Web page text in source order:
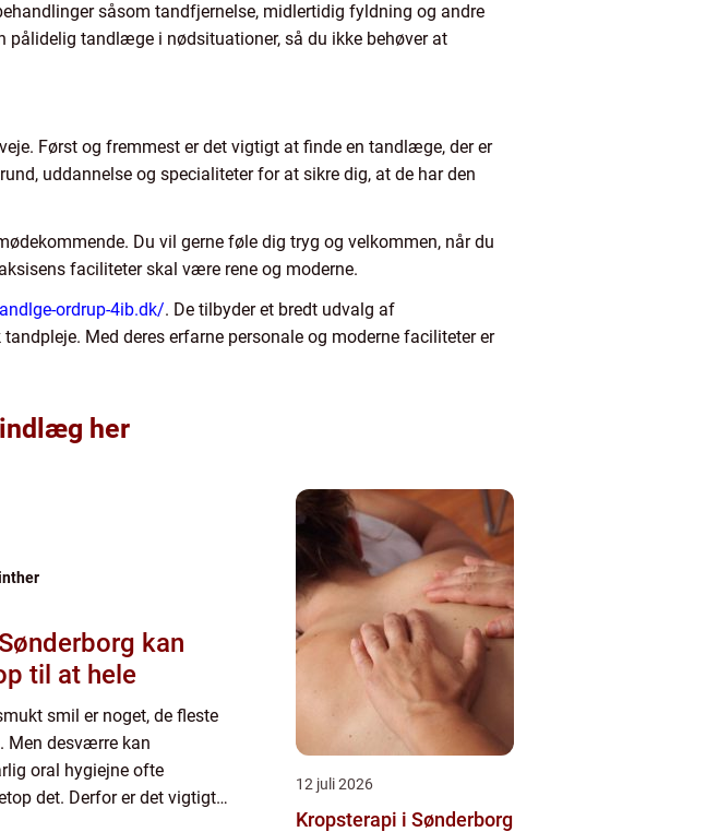
såsom tandfjernelse, midlertidig fyldning og andre
tandlæge i nødsituationer, så du ikke behøver at
Først og fremmest er det vigtigt at finde en tandlæge, der er
uddannelse og specialiteter for at sikre dig, at de har den
Du vil gerne føle dig tryg og velkommen, når du
faciliteter skal være rene og moderne.
ordrup-4ib.dk/. De tilbyder et bredt udvalg af
Med deres erfarne personale og moderne faciliteter er
her
kan
til at hele
smil er noget, de fleste
Men desværre kan
oral hygiejne ofte
det. Derfor er det vigtigt
12 juli 2026
Kropsterapi i Sønderborg